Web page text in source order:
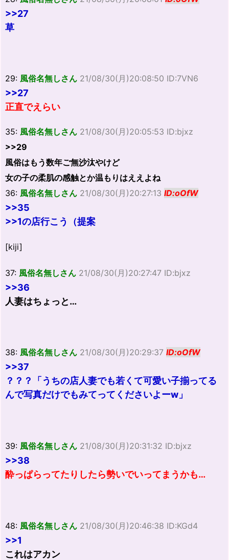
>>27
草
29: 風俗名無しさん 21/08/30(月)20:08:50 ID:7VN6
>>27
正直でえらい
35: 風俗名無しさん 21/08/30(月)20:05:53 ID:bjxz
>>29
風俗はもう数年ご無沙汰やけど
女の子の柔肌の感触とか温もりはええよね
36: 風俗名無しさん 21/08/30(月)20:27:13 ID:oOfW
>>35
>>1の店行こう（提案
[kiji]
37: 風俗名無しさん 21/08/30(月)20:27:47 ID:bjxz
>>36
人妻はちょっと…
38: 風俗名無しさん 21/08/30(月)20:29:37 ID:oOfW
>>37
？？？「うちの店人妻でも若くて可愛い子揃ってる
んで写真だけでもみてってくださいよーw」
39: 風俗名無しさん 21/08/30(月)20:31:32 ID:bjxz
>>38
酔っぱらってたりしたら勢いでいってまうかも…
48: 風俗名無しさん 21/08/30(月)20:46:38 ID:KGd4
>>1
これはアカン